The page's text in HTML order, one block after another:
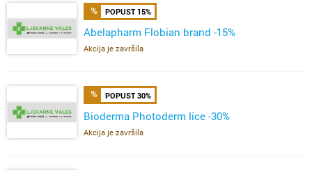
POPUST 15%
Abelapharm Flobian brand -15%
Akcija je završila
POPUST 30%
Bioderma Photoderm lice -30%
Akcija je završila